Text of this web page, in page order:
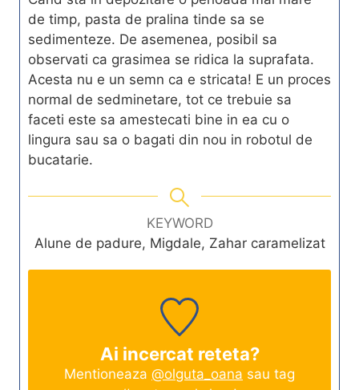
de timp, pasta de pralina tinde sa se
sedimenteze. De asemenea, posibil sa
observati ca grasimea se ridica la suprafata.
Acesta nu e un semn ca e stricata! E un proces
normal de sedminetare, tot ce trebuie sa
faceti este sa amestecati bine in ea cu o
lingura sau sa o bagati din nou in robotul de
bucatarie.
KEYWORD
Alune de padure, Migdale, Zahar caramelizat
Ai incercat reteta?
Mentioneaza @olguta_oana sau tag